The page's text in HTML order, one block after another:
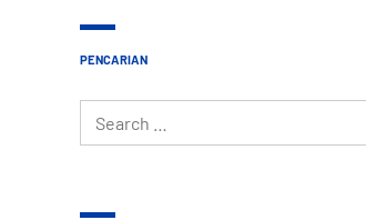
PENCARIAN
Search
for: